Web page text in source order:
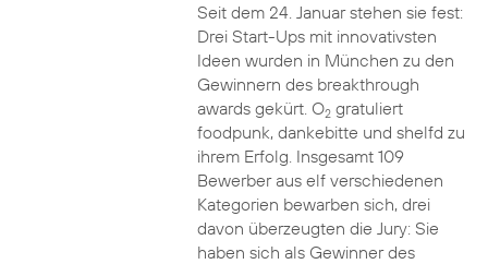
Seit dem 24. Januar stehen sie fest:
Drei Start-Ups mit innovativsten
Ideen wurden in München zu den
Gewinnern des breakthrough
awards gekürt. O2gratuliert
foodpunk, dankebitte und shelfd zu
ihrem Erfolg. Insgesamt 109
Bewerber aus elf verschiedenen
Kategorien bewarben sich, drei
davon überzeugten die Jury: Sie
haben sich als Gewinner des